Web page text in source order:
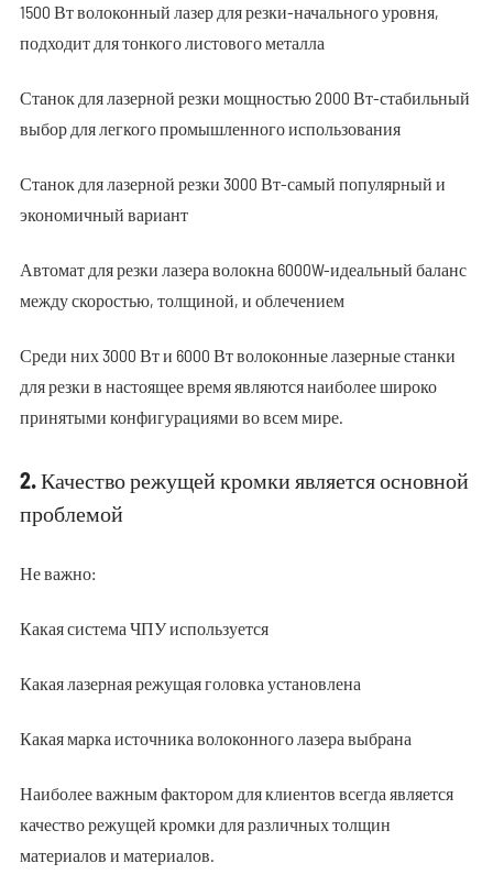
1500 Вт волоконный лазер для резки-начального уровня,
подходит для тонкого листового металла
Станок для лазерной резки мощностью 2000 Вт-стабильный
выбор для легкого промышленного использования
Станок для лазерной резки 3000 Вт-самый популярный и
экономичный вариант
Автомат для резки лазера волокна 6000W-идеальный баланс
между скоростью, толщиной, и облечением
Среди них 3000 Вт и 6000 Вт волоконные лазерные станки
для резки в настоящее время являются наиболее широко
принятыми конфигурациями во всем мире.
2. Качество режущей кромки является основной
проблемой
Не важно:
Какая система ЧПУ используется
Какая лазерная режущая головка установлена
Какая марка источника волоконного лазера выбрана
Наиболее важным фактором для клиентов всегда является
качество режущей кромки для различных толщин
материалов и материалов.